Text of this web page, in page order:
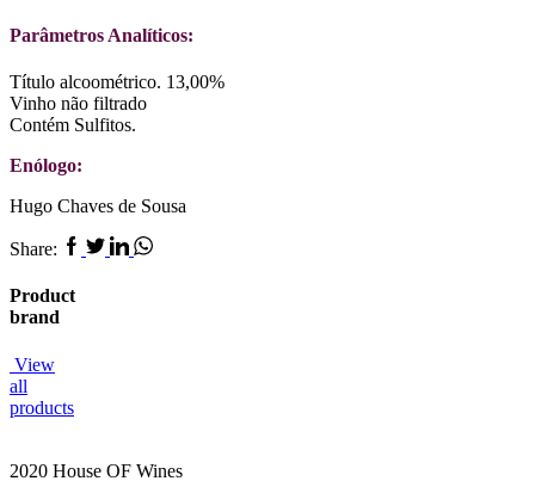
Parâmetros Analíticos:
Título alcoométrico. 13,00%
Vinho não filtrado
Contém Sulfitos.
Enólogo:
Hugo Chaves de Sousa
Share: Facebook
TwitterLinkedin
Whatsapp
Product
brand
View
all
products
2020 House OF Wines